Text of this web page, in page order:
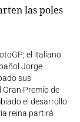
las poles
el italiano
Jorge
sus
Gran Premio de
el desarrollo
reina partirá